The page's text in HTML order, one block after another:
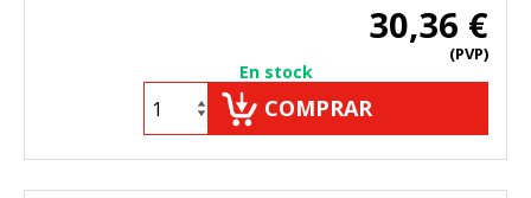
30,36 €
(PVP)
En stock
COMPRAR